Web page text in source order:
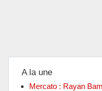
A la une
Mercato : Rayan